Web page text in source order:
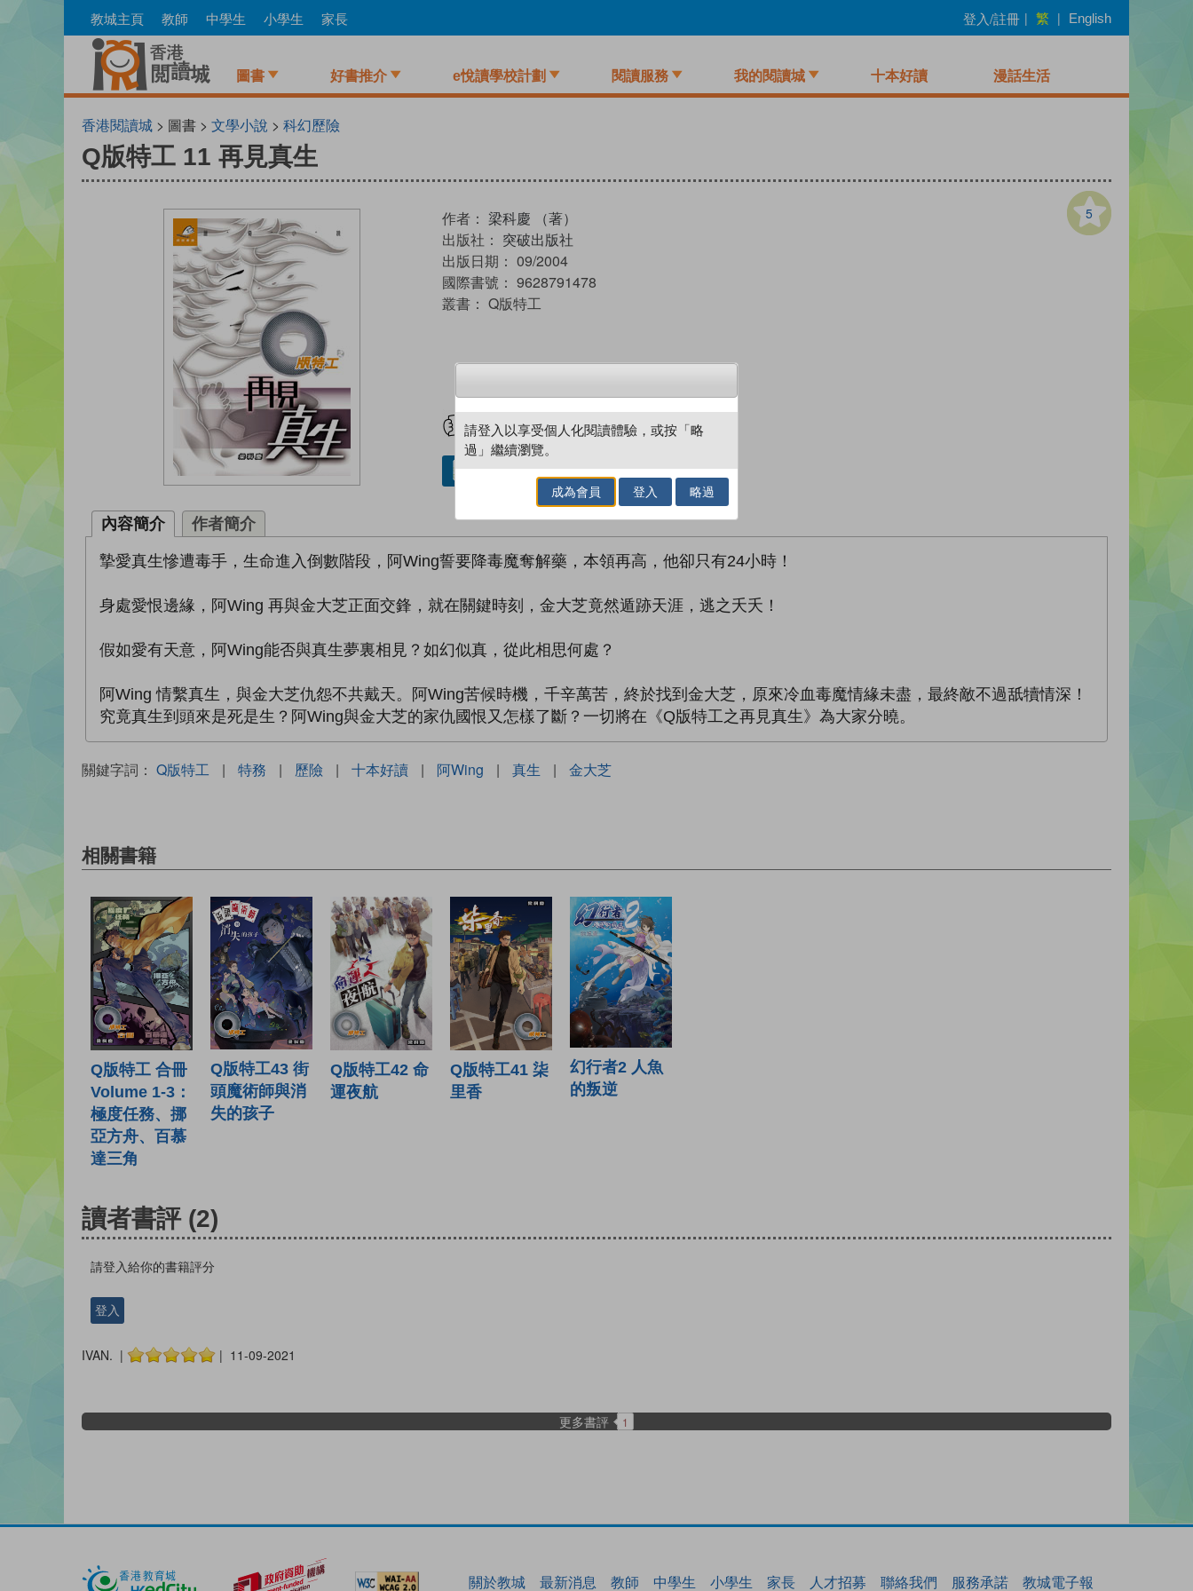
to
教城主頁 教師 中學生 小學生 家長 登入/註冊 | 繁 | English
圖書 好書推介 e悅讀學校計劃 閱讀服務 我的閱讀城 十本好讀 漫話生活
香港閱讀城 > 圖書 > 文學小說 > 科幻歷險
Q版特工 11 再見真生
5
作者： 梁科慶 （著）
出版社： 突破出版社
出版日期： 09/2004
國際書號： 9628791478
叢書： Q版特工
試閲 加入閱讀紀錄
借閱實體書
內容簡介 作者簡介
摯愛真生慘遭毒手，生命進入倒數階段，阿Wing誓要降毒魔奪解藥，本領再高，他卻只有24小時！
身處愛恨邊緣，阿Wing 再與金大芝正面交鋒，就在關鍵時刻，金大芝竟然遁跡天涯，逃之夭夭！
假如愛有天意，阿Wing能否與真生夢裏相見？如幻似真，從此相思何處？
阿Wing 情繫真生，與金大芝仇怨不共戴天。阿Wing苦候時機，千辛萬苦，終於找到金大芝，原來冷血毒魔情緣未盡，最終敵不過舐犢情深！
究竟真生到頭來是死是生？阿Wing與金大芝的家仇國恨又怎樣了斷？一切將在《Q版特工之再見真生》為大家分曉。
關鍵字詞： Q版特工 | 特務 | 歷險 | 十本好讀 | 阿Wing | 真生 | 金大芝
相關書籍
Q版特工 合冊
Volume 1-3：
極度任務、挪
亞方舟、百慕
達三角
Q版特工43 街
頭魔術師與消
失的孩子
Q版特工42 命
運夜航
Q版特工41 柒
里香
幻行者2 人魚
的叛逆
讀者書評 (2)
請登入給你的書籍評分
登入
IVAN. | | 11-09-2021
更多書評 1
關於教城 最新消息 教師 中學生 小學生 家長 人才招募 聯絡我們 服務承諾 教城電子報
請登入以享受個人化閱讀體驗，或按「略
過」繼續瀏覽。
成為會員 登入 略過